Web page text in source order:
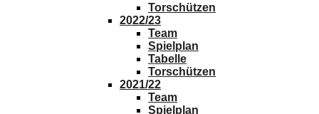
Torschützen
2022/23
Team
Spielplan
Tabelle
Torschützen
2021/22
Team
Spielplan